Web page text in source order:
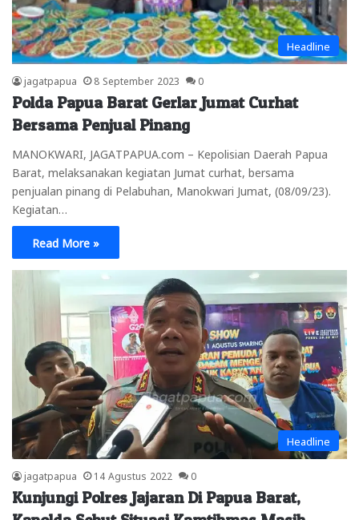
Headline
jagatpapua 8 September 2023 0
Polda Papua Barat Gerlar Jumat Curhat
Bersama Penjual Pinang
MANOKWARI, JAGATPAPUA.com – Kepolisian Daerah Papua
Barat, melaksanakan kegiatan Jumat curhat, bersama
penjualan pinang di Pelabuhan, Manokwari Jumat, (08/09/23).
Kegiatan…
Read More »
Headline
jagatpapua 14 Agustus 2022 0
Kunjungi Polres Jajaran Di Papua Barat,